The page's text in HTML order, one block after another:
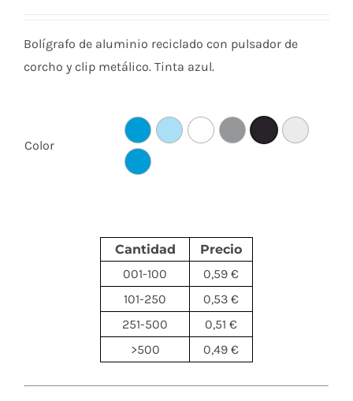
Bolígrafo de aluminio reciclado con pulsador de
corcho y clip metálico. Tinta azul.
Color
Cantidad
Precio
001-100
0,59 €
101-250
0,53 €
251-500
0,51 €
>500
0,49 €